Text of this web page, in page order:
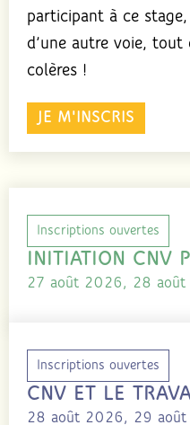
participant à ce
d’une autre voie, tout
colères !
JE M'INSCRIS
Inscriptions ouvertes
INITIATION CNV
27 août 2026, 28
Inscriptions ouvertes
CNV ET LE
28 août 2026, 29